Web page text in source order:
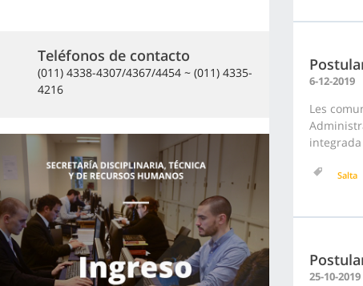
Teléfonos de contacto
(011) 4338-4307/4367/4454 ~ (011) 4335-
4216
6-12-2019
Les
Salta
25-10-2019